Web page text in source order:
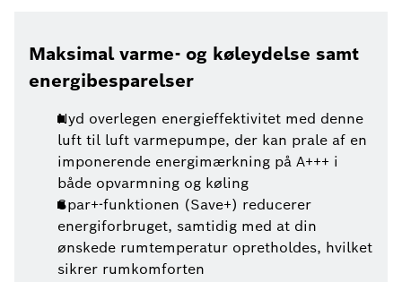
Maksimal varme- og køleydelse samt
energibesparelser
Nyd overlegen energieffektivitet med denne
luft til luft varmepumpe, der kan prale af en
imponerende energimærkning på A+++ i
både opvarmning og køling
Spar+-funktionen (Save+) reducerer
energiforbruget, samtidig med at din
ønskede rumtemperatur opretholdes, hvilket
sikrer rumkomforten